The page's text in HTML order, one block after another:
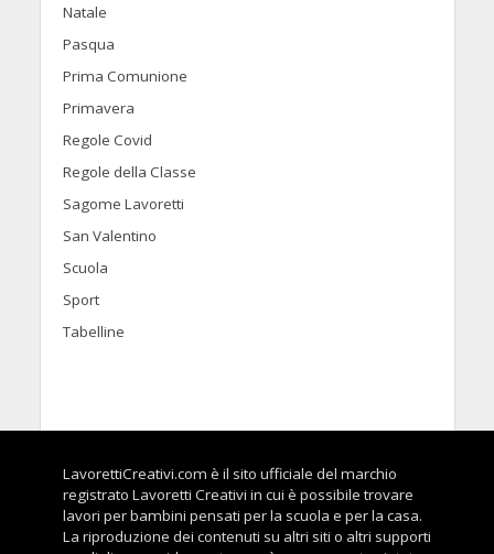
Natale
Pasqua
Prima Comunione
Primavera
Regole Covid
Regole della Classe
Sagome Lavoretti
San Valentino
Scuola
Sport
Tabelline
LavorettiCreativi.com è il sito ufficiale del marchio
registrato Lavoretti Creativi in cui è possibile trovare
lavori per bambini pensati per la scuola e per la casa.
La riproduzione dei contenuti su altri siti o altri supporti